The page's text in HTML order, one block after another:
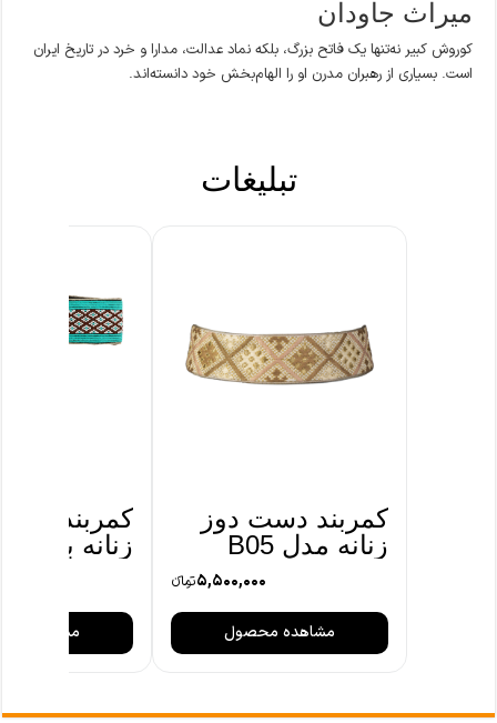
میراث جاودان
کوروش کبیر نه‌تنها یک فاتح بزرگ، بلکه نماد عدالت، مدارا و خرد در تاریخ ایران
است. بسیاری از رهبران مدرن او را الهام‌بخش خود دانسته‌اند.
تبلیغات
کمربند دست دوز
زنانه مدل B05
5,500,000تومانءء
مشاهده محصول
کمربند
زنانه بومی
مشاهده